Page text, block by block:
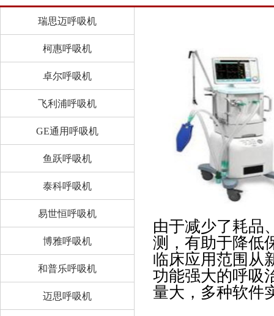
瑞思迈呼吸机
柯惠呼吸机
卓尔呼吸机
飞利浦呼吸机
GE通用呼吸机
鱼跃呼吸机
泰科呼吸机
易世恒呼吸机
博雅呼吸机
和普乐呼吸机
迈思呼吸机
由于减少了耗品
测，有助于降低
临床应用范围从
功能强大的呼吸
量大，多种软件